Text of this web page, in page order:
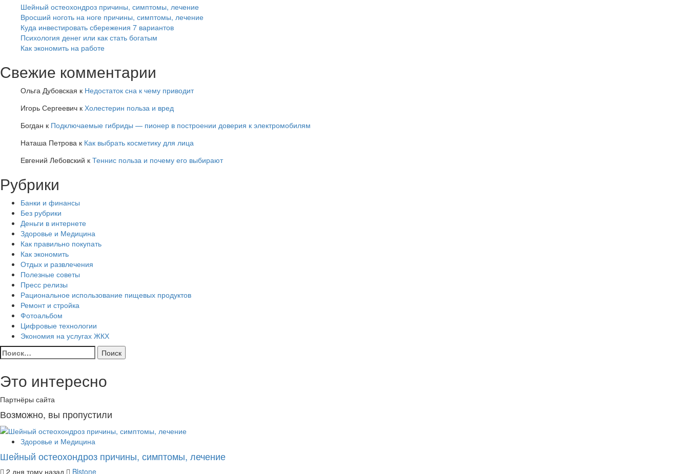
Шейный остеохондроз причины, симптомы, лечение
Вросший ноготь на ноге причины, симптомы, лечение
Куда инвестировать сбережения 7 вариантов
Психология денег или как стать богатым
Как экономить на работе
Свежие комментарии
Ольга Дубовская к Недостаток сна к чему приводит
Игорь Сергеевич к Холестерин польза и вред
Богдан к Подключаемые гибриды — пионер в построении доверия к электромобилям
Наташа Петрова к Как выбрать косметику для лица
Евгений Лебовский к Теннис польза и почему его выбирают
Рубрики
Банки и финансы
Без рубрики
Деньги в интернете
Здоровье и Медицина
Как правильно покупать
Как экономить
Отдых и развлечения
Полезные советы
Пресс релизы
Рациональное использование пищевых продуктов
Ремонт и стройка
Фотоальбом
Цифровые технологии
Экономия на услугах ЖКХ
Найти:
Это интересно
Партнёры сайта
Возможно, вы пропустили
Здоровье и Медицина
Шейный остеохондроз причины, симптомы, лечение
2 дня тому назад Blstone